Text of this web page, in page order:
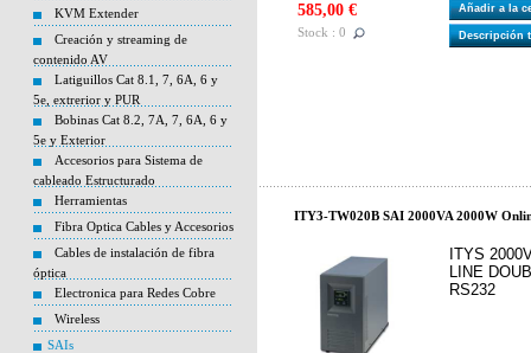
KVM Extender
Creación y streaming de
contenido AV
Latiguillos Cat 8.1, 7, 6A, 6 y
5e, extrerior y PUR
Bobinas Cat 8.2, 7A, 7, 6A, 6 y
5e y Exterior
Accesorios para Sistema de
cableado Estructurado
Herramientas
Fibra Optica Cables y Accesorios
Cables de instalación de fibra
óptica
Electronica para Redes Cobre
Wireless
SAIs
585,00 €
Stock : 0
Añadir a la
Descripción
ITY3-TW020B SAI 2000VA 2000W
ITYS
LINE
RS232